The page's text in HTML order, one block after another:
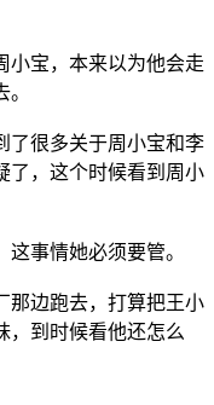
宝，本来以为他会走
了很多关于周小宝和李
了，这个时候看到周小
事情她必须要管。
那边跑去，打算把王小
，到时候看他还怎么